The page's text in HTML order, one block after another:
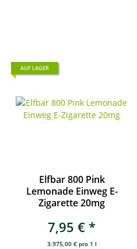
AUF LAGER
Elfbar 800 Pink
Lemonade Einweg E-
Zigarette 20mg
7,95 € *
3.975,00 € pro 1 l